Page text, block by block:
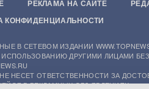
РЕКЛАМА НА САЙТЕ
КОНФИДЕНЦИАЛЬНОСТИ
В СЕТЕВОМ ИЗДАНИИ
ДРУГИМИ ЛИЦАМИ
НЕСЕТ ОТВЕТСТВЕННОСТИ ЗА
В РЕКЛАМНЫХ ОБЪЯВЛЕНИЯХ